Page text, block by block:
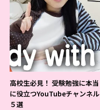
高校生必見！ 受験勉強に本当
に役立つYouTubeチャンネル
５選